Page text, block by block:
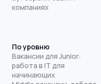
компаниях
По уровню
Вакансии для Junior:
работа в IT для
начинающих